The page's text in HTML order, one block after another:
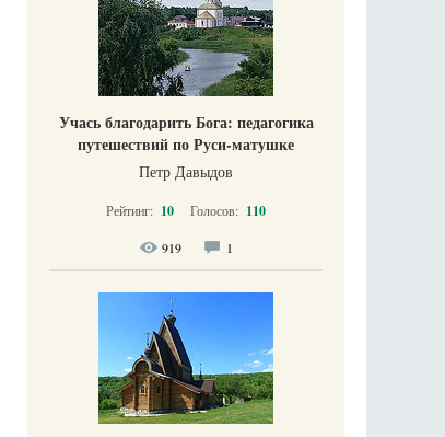
Учась благодарить Бога: педагогика
путешествий по Руси-матушке
Петр Давыдов
Рейтинг: 10 Голосов: 110
919 1